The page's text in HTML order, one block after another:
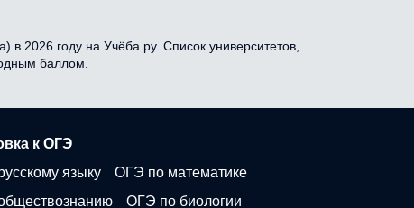
2026 году на Учёба.ру. Список университетов,
баллом.
к ОГЭ
языку
ОГЭ по математике
ОГЭ по биологии